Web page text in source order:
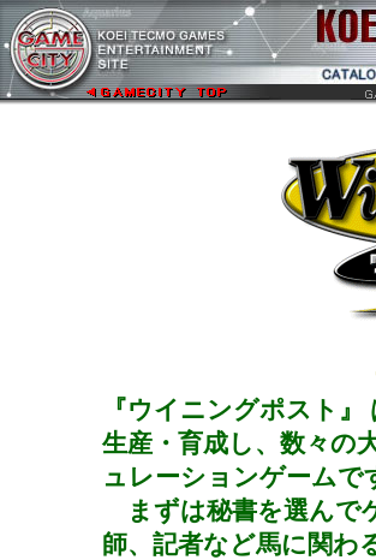
『ウイニングポスト
生産・育成し、数々の
ュレーションゲームで
まずは秘書を選んで
師、記者など馬に関わ